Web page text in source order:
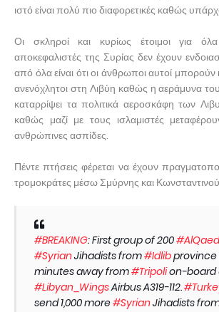
ιστό είναι πολύ πιο διαφορετικές καθώς
Οι σκληροί και κυρίως έτοιμοι για
αποκεφαλιστές της Συρίας δεν έχουν
από όλα είναι ότι οι άνθρωποι αυτοί μπορούν
ανενόχλητοι στη Λιβύη καθώς η αεράμυνα
καταρρίψει τα πολιτικά αεροσκάφη των
καθώς μαζί με τους ισλαμιστές
ανθρώπινες ασπίδες.
Πέντε πτήσεις φέρεται να έχουν
τρομοκράτες μέσω Σμύρνης και
#BREAKING: First group of 200
#SyrianJihadists from#Idlib
minutes away from#Tripolion-board
#Libyan_WingsAirbus A319-112.
send 1,000 more#SyrianJihadists